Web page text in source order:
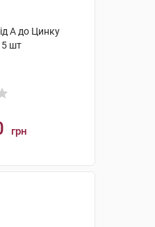
А до Цинку
шт
грн